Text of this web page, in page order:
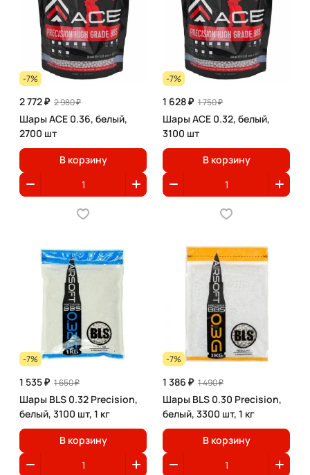
-7%
2 772 ₽ 2 980 ₽
Шары ACE 0.36, белый,
2700 шт
В корзину
-7%
1 628 ₽ 1 750 ₽
Шары ACE 0.32, белый,
3100 шт
В корзину
-7%
1 535 ₽ 1 650 ₽
Шары BLS 0.32 Precision,
белый, 3100 шт, 1 кг
В корзину
-7%
1 386 ₽ 1 490 ₽
Шары BLS 0.30 Precision,
белый, 3300 шт, 1 кг
В корзину